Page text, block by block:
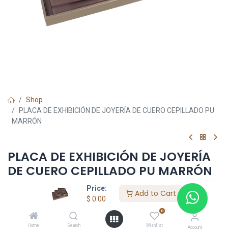
Price:
$ 0.00
Add to Cart
Home Search
0
Wishlist Account
Shop
PLACA DE EXHIBICIÓN DE JOYERÍA DE CUERO CEPILLADO PU
MARRÓN
PLACA DE EXHIBICIÓN DE JOYERÍA
DE CUERO CEPILLADO PU MARRÓN
Add to Cart